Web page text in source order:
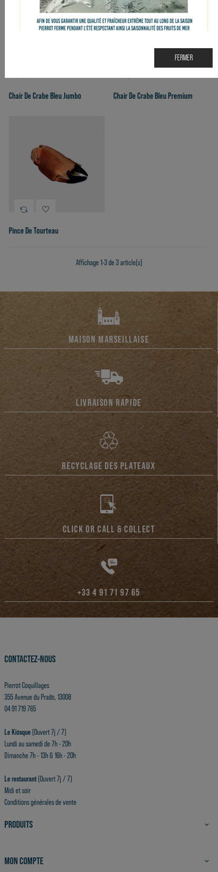
Chair De Crabe Bleu Jumbo Chair De Crabe Bleu Premium
Pince De Tourteau
Affichage 1-3 de 3 article(s)
MAISON MARSEILLAISE
LIVRAISON RAPIDE
RECYCLAGE DES PLATEAUX
CLICK OR CALL & COLLECT
+33 4 91 71 97 65
CONTACTEZ-NOUS
Pierrot Coquillages
355 Avenue du Prado, 13008
04 91 719 765
Le Kiosque (Ouvert 7j / 7)
Lundi au samedi de 7h - 20h
Dimanche 7h - 13h & 16h - 20h
Le restaurant (Ouvert 7j / 7)
Midi et soir
Conditions générales de vente
PRODUITS 
MON COMPTE 
FERMER